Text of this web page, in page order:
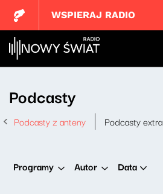
WSPIERAJ RADIO
Podcasty
Podcasty z anteny Podcasty extra
Programy Autor Data